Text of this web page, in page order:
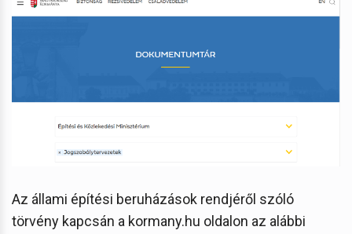
​​Az állami építési beruházások rendjéről szóló
törvény kapcsán a kormany.hu oldalon az alábbi